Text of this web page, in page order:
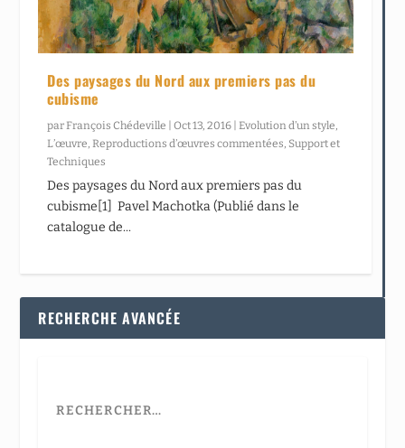
Des paysages du Nord aux premiers pas du
cubisme
par François Chédeville |Oct 13, 2016 Evolution d’un style
L’œuvre Reproductions d’œuvres commentées Support et
Techniques
Des paysages du Nord aux premiers pas du
cubisme[1] Pavel Machotka (Publié dans le
catalogue de...
RECHERCHE AVANCÉE